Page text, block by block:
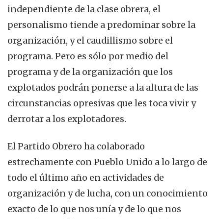
independiente de la clase obrera, el
personalismo tiende a predominar sobre la
organización, y el caudillismo sobre el
programa. Pero es sólo por medio del
programa y de la organización que los
explotados podrán ponerse a la altura de las
circunstancias opresivas que les toca vivir y
derrotar a los explotadores.
El Partido Obrero ha colaborado
estrechamente con Pueblo Unido a lo largo de
todo el último año en actividades de
organización y de lucha, con un conocimiento
exacto de lo que nos unía y de lo que nos